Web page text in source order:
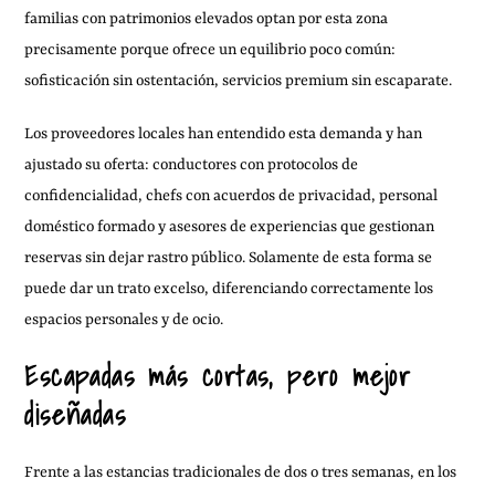
familias con patrimonios elevados optan por esta zona
precisamente porque ofrece un equilibrio poco común:
sofisticación sin ostentación, servicios premium sin escaparate.
Los proveedores locales han entendido esta demanda y han
ajustado su oferta: conductores con protocolos de
confidencialidad, chefs con acuerdos de privacidad, personal
doméstico formado y asesores de experiencias que gestionan
reservas sin dejar rastro público. Solamente de esta forma se
puede dar un trato excelso, diferenciando correctamente los
espacios personales y de ocio.
Escapadas más cortas, pero mejor
diseñadas
Frente a las estancias tradicionales de dos o tres semanas, en los